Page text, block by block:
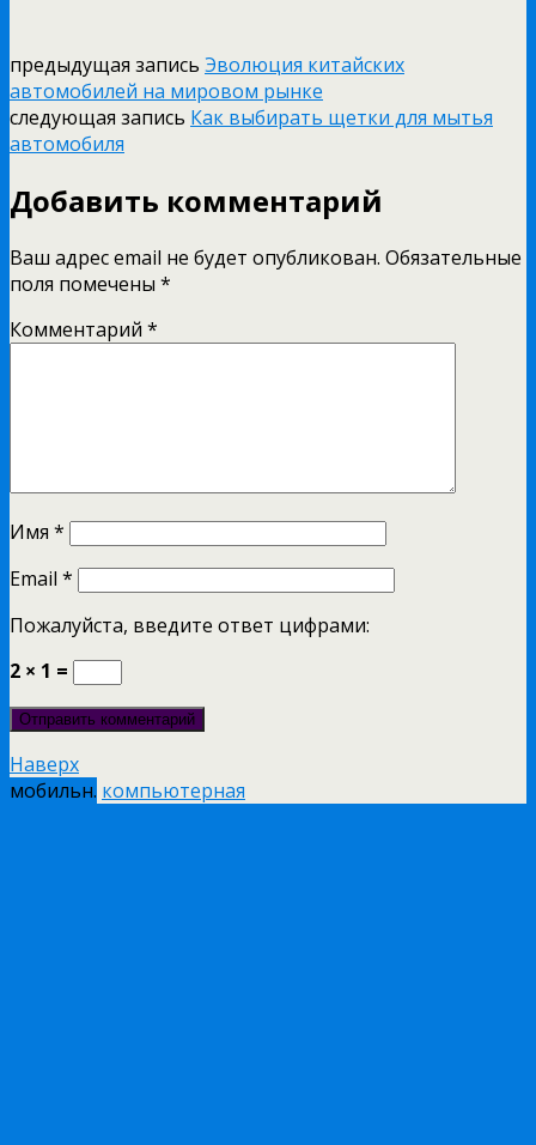
предыдущая запись Эволюция китайских
автомобилей на мировом рынке
следующая запись Как выбирать щетки для мытья
автомобиля
Добавить комментарий
Ваш адрес email не будет опубликован. Обязательные
поля помечены *
Комментарий *
Имя *
Email *
Пожалуйста, введите ответ цифрами:
2 × 1 =
Наверх
мобильн. компьютерная